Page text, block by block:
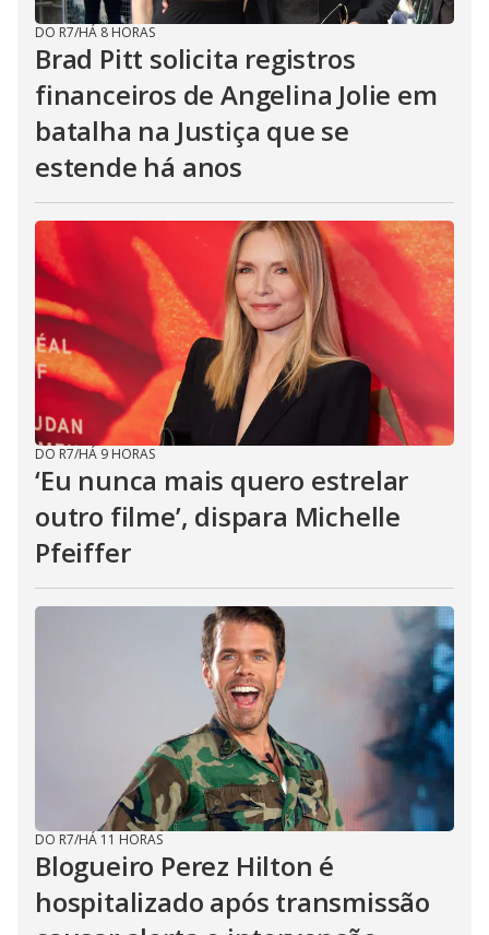
DO R7/HÁ 8 HORAS
Brad Pitt solicita registros
financeiros de Angelina Jolie em
batalha na Justiça que se
estende há anos
DO R7/HÁ 9 HORAS
‘Eu nunca mais quero estrelar
outro filme’, dispara Michelle
Pfeiffer
DO R7/HÁ 11 HORAS
Blogueiro Perez Hilton é
hospitalizado após transmissão